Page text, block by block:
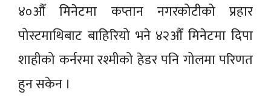
४०औँ मिनेटमा कप्तान नगरकोटीको प्रहार
पोस्टमाथिबाट बाहिरियो भने ४२औँ मिनेटमा दिपा
शाहीको कर्नरमा रश्मीको हेडर पनि गोलमा परिणत
हुन सकेन ।